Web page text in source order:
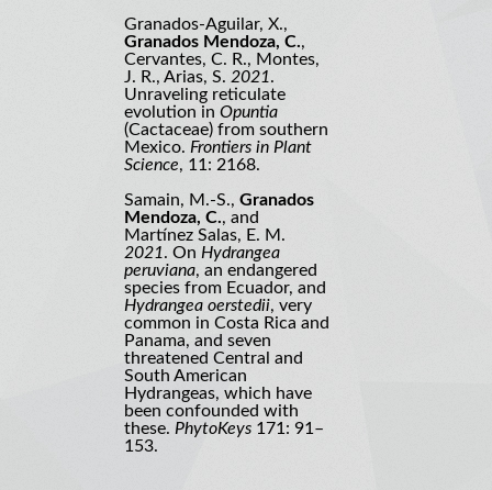
Granados-Aguilar, X.,
Granados Mendoza, C.,
Cervantes, C. R., Montes,
J. R., Arias, S. 2021.
Unraveling reticulate
evolution in Opuntia
(Cactaceae) from southern
Mexico. Frontiers in Plant
Science, 11: 2168.
Samain, M.-S., Granados
Mendoza, C., and
Martínez Salas, E. M.
2021. On Hydrangea
peruviana, an endangered
species from Ecuador, and
Hydrangea oerstedii, very
common in Costa Rica and
Panama, and seven
threatened Central and
South American
Hydrangeas, which have
been confounded with
these. PhytoKeys 171: 91–
153.